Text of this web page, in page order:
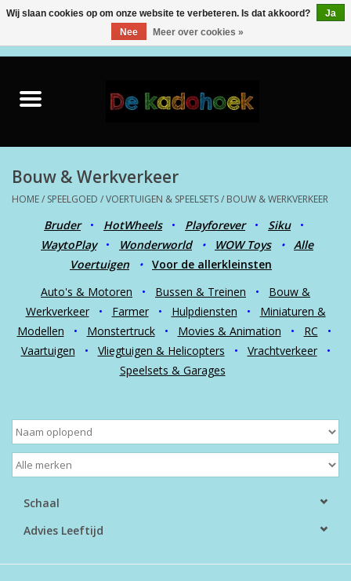
Speelgoed
Creatief
Back to School
Puzzels & Spellen
Collectables
TekstKado
Bouw & Werkverkeer
HOME/ SPEELGOED /VOERTUIGEN & SPEELSETS/ BOUW & WERKVERKEER
Bruder • HotWheels • Playforever • Siku
•
WaytoPlay
• Wonderworld • WOW Toys •
Alle
Voertuigen
• Voor de allerkleinsten
Auto's & Motoren
• Bussen & Treinen •
Bouw &
Werkverkeer
• Farmer • Hulpdiensten •
Miniaturen &
Modellen
• Monstertruck • Movies & Animation • RC
•
Vaartuigen
• Vliegtuigen & Helicopters • Vrachtverkeer
•
Speelsets & Garages
Schaal
Advies Leeftijd
Wij slaan cookies op om onze website te verbeteren. Is dat akkoord?
Ja
Nee
Meer over cookies »